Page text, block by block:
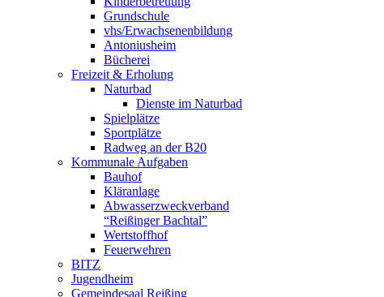
Grundschule
vhs/Erwachsenenbildung
Antoniusheim
Bücherei
Freizeit & Erholung
Naturbad
Dienste im Naturbad
Spielplätze
Sportplätze
Radweg an der B20
Kommunale Aufgaben
Bauhof
Kläranlage
Abwasserzweckverband
“Reißinger Bachtal”
Wertstoffhof
Feuerwehren
BITZ
Jugendheim
Gemeindesaal Reißing